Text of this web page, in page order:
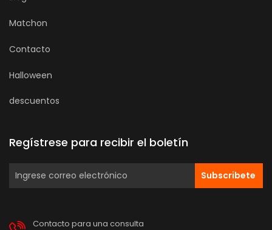
Matchon
Contacto
Halloween
descuentos
Regístrese para recibir el boletín
Subscribete
Contacto para una consulta